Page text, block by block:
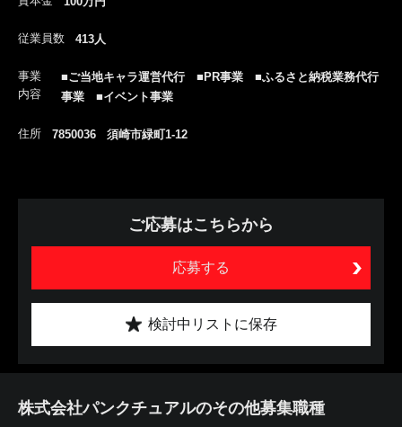
従業員数 413人
事業
内容
■ご当地キャラ運営代行 ■PR事業 ■ふるさと納税業務代行
事業 ■イベント事業
住所 7850036 須崎市緑町1-12
ご応募はこちらから
応募する
検討中リストに保存
株式会社パンクチュアルのその他募集職種